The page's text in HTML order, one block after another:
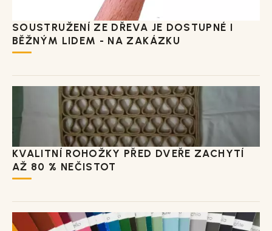
SOUSTRUŽENÍ ZE DŘEVA JE DOSTUPNÉ I
BĚŽNÝM LIDEM - NA ZAKÁZKU
KVALITNÍ ROHOŽKY PŘED DVEŘE ZACHYTÍ
AŽ 80 % NEČISTOT